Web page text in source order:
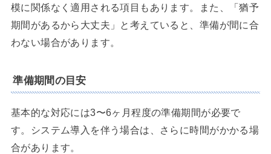
模に関係なく適用される項目もあります。また、「猶予
期間があるから大丈夫」と考えていると、準備が間に合
わない場合があります。
準備期間の目安
基本的な対応には3〜6ヶ月程度の準備期間が必要で
す。システム導入を伴う場合は、さらに時間がかかる場
合があります。